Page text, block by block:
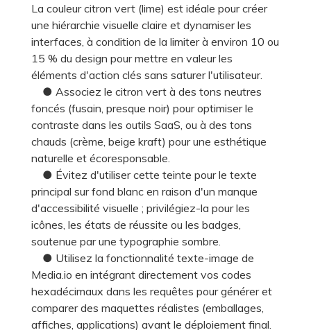
La couleur citron vert (lime) est idéale pour créer
une hiérarchie visuelle claire et dynamiser les
interfaces, à condition de la limiter à environ 10 ou
15 % du design pour mettre en valeur les
éléments d'action clés sans saturer l'utilisateur.
● Associez le citron vert à des tons neutres
foncés (fusain, presque noir) pour optimiser le
contraste dans les outils SaaS, ou à des tons
chauds (crème, beige kraft) pour une esthétique
naturelle et écoresponsable.
● Évitez d'utiliser cette teinte pour le texte
principal sur fond blanc en raison d'un manque
d'accessibilité visuelle ; privilégiez-la pour les
icônes, les états de réussite ou les badges,
soutenue par une typographie sombre.
● Utilisez la fonctionnalité texte-image de
Media.io en intégrant directement vos codes
hexadécimaux dans les requêtes pour générer et
comparer des maquettes réalistes (emballages,
affiches, applications) avant le déploiement final.